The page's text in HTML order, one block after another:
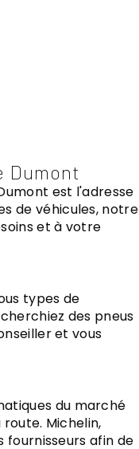
Dumont
est l'adresse
de véhicules, notre
et à votre
types de
des pneus
et vous
du marché
Michelin,
fournisseurs afin de